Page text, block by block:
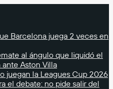
Barcelona juega 2 veces en
al ángulo que liquidó el
Aston Villa
juegan la Leagues Cup 2026
el debate: no pide salir del